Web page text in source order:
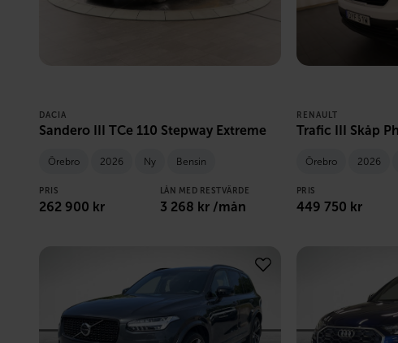
DACIA
Sandero III TCe 110 Stepway Extreme
Örebro 2026 Ny Bensin
PRIS
262 900 kr
LÅN MED RESTVÄRDE
3 268 kr /mån
RENAULT
Trafic III Skåp
Örebro 2026
PRIS
449 750 kr